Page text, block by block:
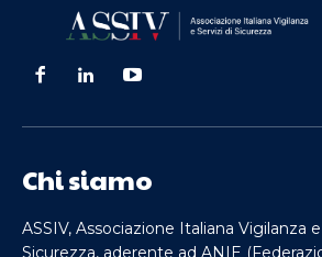
Chi siamo
ASSIV, Associazione Italiana Vigilanza
Sicurezza, aderente ad ANIE